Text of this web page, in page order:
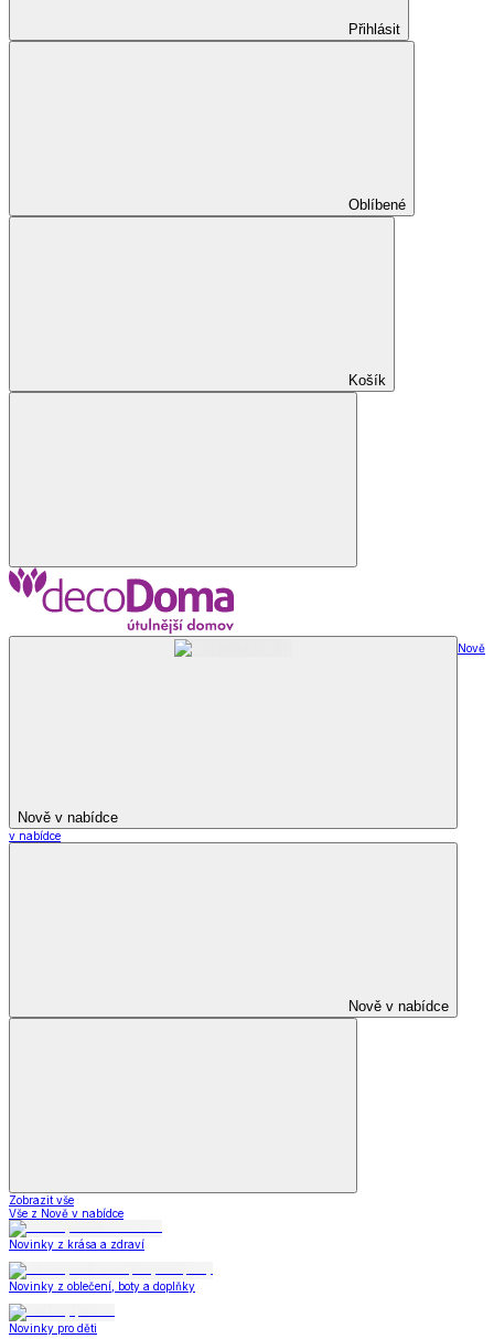
Přihlásit
Oblíbené
Košík
Nově v nabídce
Nově
v nabídce
Nově v nabídce
Zobrazit vše
Vše z Nově v nabídce
Novinky z krása a zdraví
Novinky z oblečení, boty a doplňky
Novinky pro děti